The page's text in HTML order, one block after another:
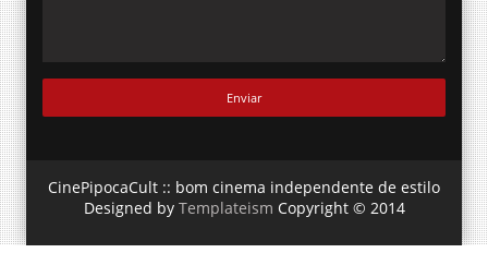
CinePipocaCult :: bom cinema independente de estilo
Designed by Templateism Copyright © 2014